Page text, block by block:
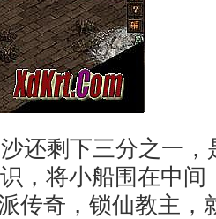
还剩下三分之一，
，将小船围在中间
传奇，锁仙教主，